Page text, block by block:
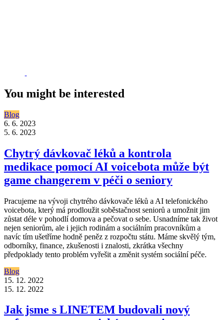
You might be interested
Blog
6. 6. 2023
5. 6. 2023
Chytrý dávkovač léků a kontrola
medikace pomocí AI voicebota může být
game changerem v péči o seniory
Pracujeme na vývoji chytrého dávkovače léků a AI telefonického
voicebota, který má prodloužit soběstačnost seniorů a umožnit jim
zůstat déle v pohodlí domova a pečovat o sebe. Usnadníme tak život
nejen seniorům, ale i jejich rodinám a sociálním pracovníkům a
navíc tím ušetříme hodně peněz z rozpočtu státu. Máme skvělý tým,
odborníky, finance, zkušenosti i znalosti, zkrátka všechny
předpoklady tento problém vyřešit a změnit systém sociální péče.
Blog
15. 12. 2022
15. 12. 2022
Jak jsme s LINETEM budovali nový